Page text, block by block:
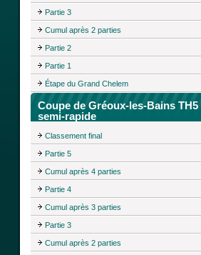
Partie 3
Cumul après 2 parties
Partie 2
Partie 1
Étape du Grand Chelem
Coupe de Gréoux-les-Bains TH5
semi-rapide
Classement final
Partie 5
Cumul après 4 parties
Partie 4
Cumul après 3 parties
Partie 3
Cumul après 2 parties